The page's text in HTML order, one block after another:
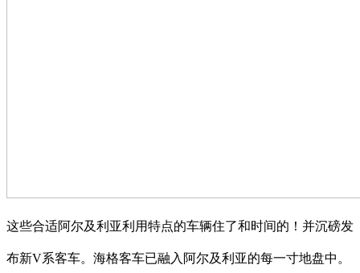
这些合适阿尔及利亚利用特点的车辆住了和时间的！并沉磅发
布新V系客车。海格客车已融入阿尔及利亚的每一寸地盘中。